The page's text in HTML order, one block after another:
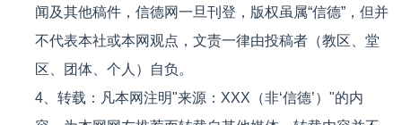
闻及其他稿件，信德网一旦刊登，版权虽属“信德”，但并
不代表本社或本网观点，文责一律由投稿者（教区、堂
区、团体、个人）自负。
4、转载：凡本网注明"来源：XXX（非‘信德’）"的内